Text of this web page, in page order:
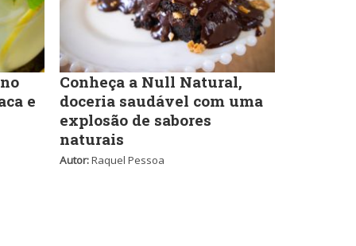
Peixes e Frutos do Mar
Pizzarias
Sobremesas e sorvetes
Variados
e
Conheça a Null Natural,
doceria saudável com uma
explosão de sabores
naturais
Autor:Raquel Pessoa